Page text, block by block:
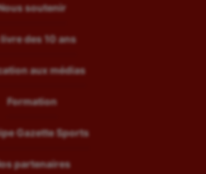
soutenir
des 10 ans
aux médias
Formation
Gazette Sports
partenaires